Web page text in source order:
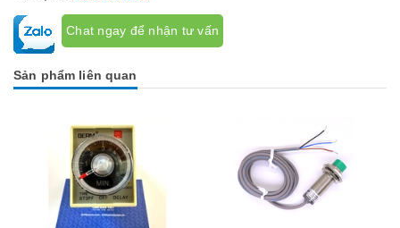
Chat ngay để nhận tư vấn
Sản phẩm liên quan
Mua hàng